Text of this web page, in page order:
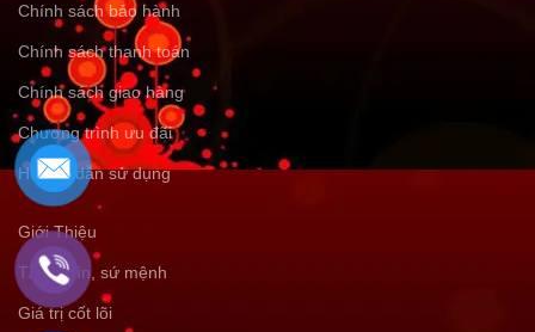
Chính sách bảo hành
Chính sách thanh toán
Chính sách giao hàng
Chương trình ưu đãi
Hướng dẫn sử dụng
Giới Thiệu
Tầm nhìn, sứ mệnh
Giá trị cốt lõi